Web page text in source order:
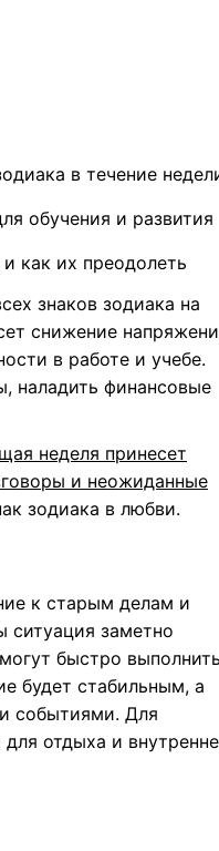
в течение
обучения и развития
как их преодолеть
знаков зодиака на
снижение
в работе и учебе.
наладить финансовые
неделя принесет
и неожиданные
зодиака в любви.
к старым делам и
ситуация заметно
быстро выполнить
будет стабильным, а
событиями. Для
отдыха и